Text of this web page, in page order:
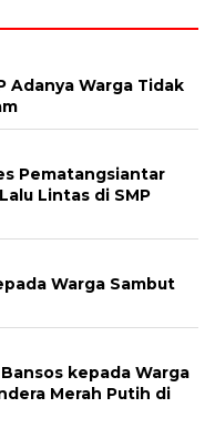
Adanya Warga Tidak
Pematangsiantar
Lintas di SMP
Warga Sambut
kepada Warga
Merah Putih di